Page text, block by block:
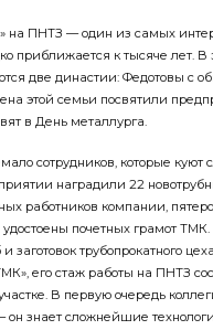
на ПНТЗ — один из самых
приближается к тысяче лет. В
две династии: ­Федотовы с
этой семьи посвятили
в День металлурга.
сотрудников, которые куют
наградили 22
работников компании,
удостоены почетных грамот
заготовок трубопрокатного
его стаж работы на ПНТЗ
В первую очередь
знает сложнейшие